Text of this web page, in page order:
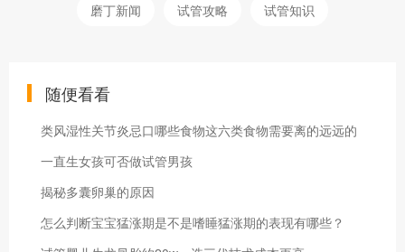
磨丁新闻 试管攻略 试管知识
随便看看
类风湿性关节炎忌口哪些食物这六类食物需要离的远远的
一直生女孩可否做试管男孩
揭秘多囊卵巢的原因
怎么判断宝宝猛涨期是不是嗜睡​猛涨期的表现有哪些？